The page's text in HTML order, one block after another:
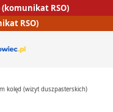
(komunikat RSO)
RSO)
kolęd (wizyt duszpasterskich)